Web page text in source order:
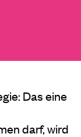
Das eine
darf, wird